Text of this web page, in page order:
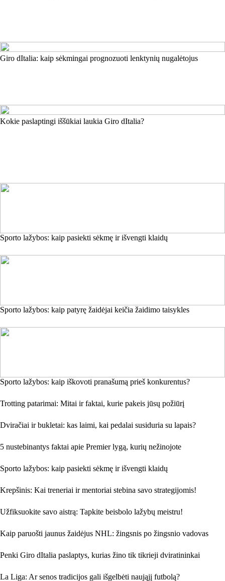
Giro dItalia: kaip sėkmingai prognozuoti lenktynių nugalėtojus
Kokie paslaptingi iššūkiai laukia Giro dItalia?
Sporto lažybos: kaip pasiekti sėkmę ir išvengti klaidų
Sporto lažybos: kaip patyrę žaidėjai keičia žaidimo taisykles
Sporto lažybos: kaip iškovoti pranašumą prieš konkurentus?
Trotting patarimai: Mitai ir faktai, kurie pakeis jūsų požiūrį
Dviračiai ir bukletai: kas laimi, kai pedalai susiduria su lapais?
5 nustebinantys faktai apie Premier lygą, kurių nežinojote
Sporto lažybos: kaip pasiekti sėkmę ir išvengti klaidų
Krepšinis: Kai treneriai ir mentoriai stebina savo strategijomis!
Užfiksuokite savo aistrą: Tapkite beisbolo lažybų meistru!
Kaip paruošti jaunus žaidėjus NHL: žingsnis po žingsnio vadovas
Penki Giro dItalia paslaptys, kurias žino tik tikrieji dviratininkai
La Liga: Ar senos tradicijos gali išgelbėti naująjį futbolą?